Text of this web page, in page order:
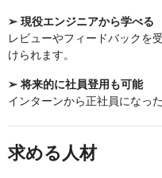
➢ 現役エンジニアから学べる
レビューやフィードバックを
けられます。
➢ 将来的に社員登用も可能
インターンから正社員になっ
求める人材